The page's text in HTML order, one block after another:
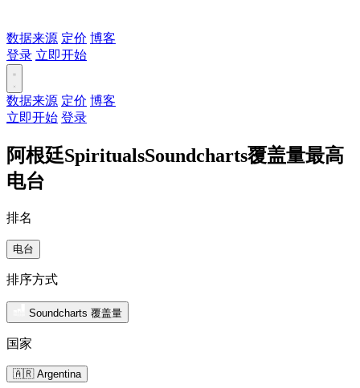
数据来源 定价 博客
登录 立即开始
数据来源 定价 博客
立即开始 登录
阿根廷SpiritualsSoundcharts覆盖量最高
电台
排名
电台
排序方式
Soundcharts 覆盖量
国家
🇦🇷 Argentina